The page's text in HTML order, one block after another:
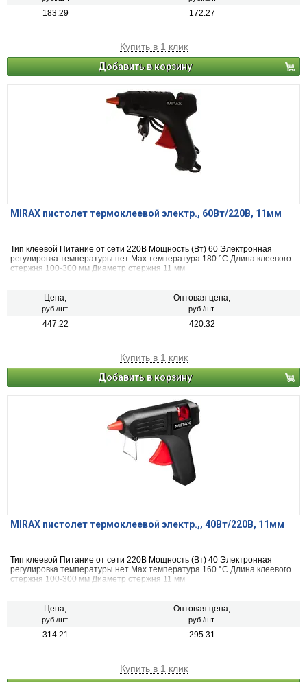
183.29 172.27
Купить в 1 клик
Добавить в корзину
MIRAX пистолет термоклеевой электр., 60Вт/220В, 11мм
Тип клеевой Питание от сети 220В Мощность (Вт) 60 Электронная
регулировка температуры нет Max температура 180 °С Длина клеевого
стержня 100-300 мм Диаметр стержня 11 мм
Цена,
руб./шт.
Оптовая цена,
руб./шт.
447.22 420.32
Купить в 1 клик
Добавить в корзину
MIRAX пистолет термоклеевой электр.,, 40Вт/220В, 11мм
Тип клеевой Питание от сети 220В Мощность (Вт) 40 Электронная
регулировка температуры нет Max температура 160 °С Длина клеевого
стержня 100-300 мм Диаметр стержня 11 мм
Цена,
руб./шт.
Оптовая цена,
руб./шт.
314.21 295.31
Купить в 1 клик